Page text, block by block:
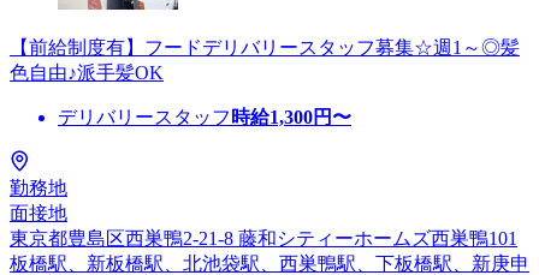
【前給制度有】フードデリバリースタッフ募集☆週1～◎髪
色自由♪派手髪OK
デリバリースタッフ 時給1,300円〜
勤務地
面接地
東京都豊島区西巣鴨2-21-8 藤和シティーホームズ西巣鴨101
板橋駅、新板橋駅、北池袋駅、西巣鴨駅、下板橋駅、新庚申